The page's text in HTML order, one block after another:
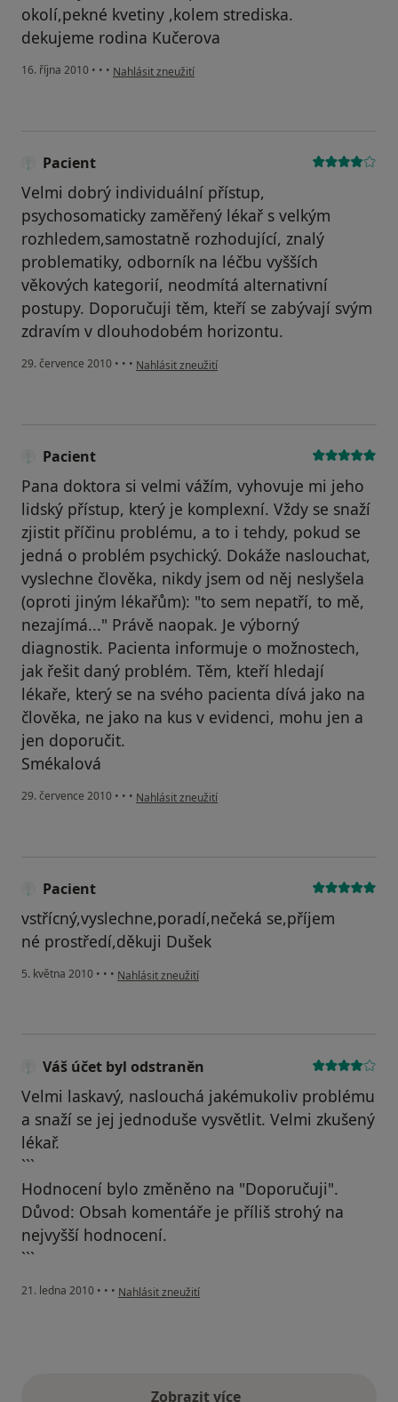
okolí,pekné kvetiny ,kolem strediska.
dekujeme rodina Kučerova
16. října 2010 • • • podle názoru uživatele Pacient
Nahlásit zneužití
Pacient
Velmi dobrý individuální přístup,
psychosomaticky zaměřený lékař s velkým
rozhledem,samostatně rozhodující, znalý
problematiky, odborník na léčbu vyšších
věkových kategorií, neodmítá alternativní
postupy. Doporučuji těm, kteří se zabývají svým
zdravím v dlouhodobém horizontu.
29. července 2010 • • • podle názoru uživatele Pacient
Nahlásit zneužití
Pacient
Pana doktora si velmi vážím, vyhovuje mi jeho
lidský přístup, který je komplexní. Vždy se snaží
zjistit příčinu problému, a to i tehdy, pokud se
jedná o problém psychický. Dokáže naslouchat,
vyslechne člověka, nikdy jsem od něj neslyšela
(oproti jiným lékařům): "to sem nepatří, to mě,
nezajímá..." Právě naopak. Je výborný
diagnostik. Pacienta informuje o možnostech,
jak řešit daný problém. Těm, kteří hledají
lékaře, který se na svého pacienta dívá jako na
člověka, ne jako na kus v evidenci, mohu jen a
jen doporučit.
Smékalová
29. července 2010 • • • podle názoru uživatele Pacient
Nahlásit zneužití
Pacient
vstřícný,vyslechne,poradí,nečeká se,příjem
né prostředí,děkuji Dušek
5. května 2010 • • • podle názoru uživatele Pacient
Nahlásit zneužití
Váš účet byl odstraněn
Velmi laskavý, naslouchá jakémukoliv problému
a snaží se jej jednoduše vysvětlit. Velmi zkušený
lékař.
```
Hodnocení bylo změněno na "Doporučuji".
Důvod: Obsah komentáře je příliš strohý na
nejvyšší hodnocení.
```
21. ledna 2010 • • • podle názoru uživatele Váš účet byl odstraněn
Nahlásit zneužití
Zobrazit více